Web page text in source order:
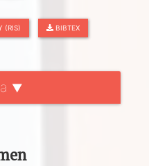
(RIS) BIBTEX
▼